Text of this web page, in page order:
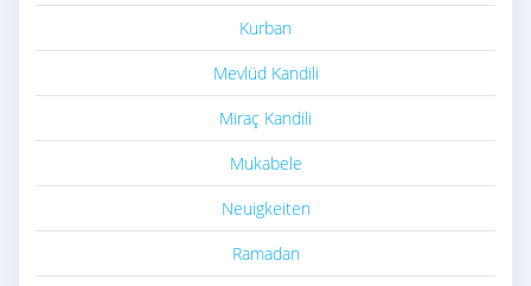
Kurban
Mevlüd Kandili
Miraç Kandili
Mukabele
Neuigkeiten
Ramadan